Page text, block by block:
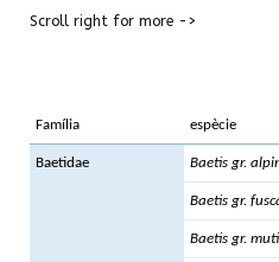
Scroll right for more ->
Família espècie
Baetidae Baetis gr.
Baetis gr.
Baetis gr.